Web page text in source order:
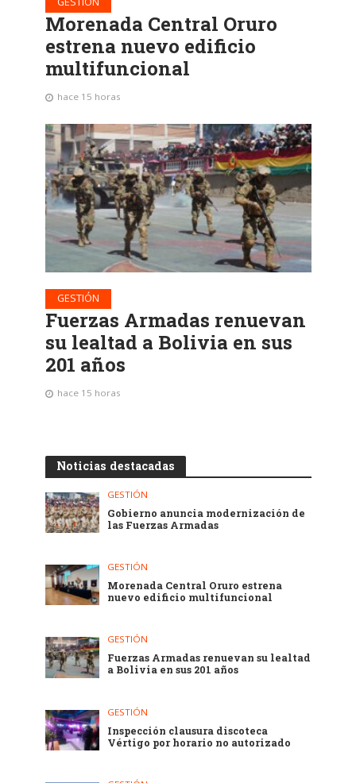
Morenada Central Oruro
estrena nuevo edificio
multifuncional
hace 15 horas
GESTIÓN
Fuerzas Armadas renuevan
su lealtad a Bolivia en sus
201 años
hace 15 horas
Noticias destacadas
GESTIÓN
Gobierno anuncia modernización de
las Fuerzas Armadas
GESTIÓN
Morenada Central Oruro estrena
nuevo edificio multifuncional
GESTIÓN
Fuerzas Armadas renuevan su lealtad
a Bolivia en sus 201 años
GESTIÓN
Inspección clausura discoteca
Vértigo por horario no autorizado